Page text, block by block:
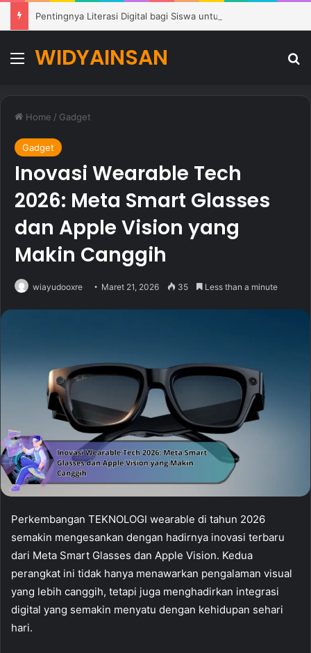
Menu
WIDYAINSAN
Home / Gadget
Gadget
Inovasi Wearable Tech
2026: Meta Smart Glasses
dan Apple Vision yang
Makin Canggih
wiayudooxre Maret 21, 2026 35 Less than a minute
Perkembangan TEKNOLOGI wearable di tahun 2026
semakin mengesankan dengan hadirnya inovasi terbaru
dari Meta Smart Glasses dan Apple Vision. Kedua
perangkat ini tidak hanya menawarkan pengalaman visual
yang lebih canggih, tetapi juga menghadirkan integrasi
digital yang semakin menyatu dengan kehidupan sehari
hari.